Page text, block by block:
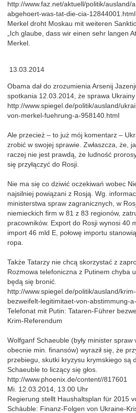
http://www.faz.net/aktuell/politik/ausland/
abgehoert-was-tat-die-cia-12844001.html
Merkel droht Moskau mit weiteren
„Ich glaube, dass wir einen sehr langen
Merkel.
13.03.2014
Obama dał do zrozumienia Arsenij
spotkania 12.03.2014, że sprawa
http://www.spiegel.de/politik/ausland/
von-merkel-fuehrung-a-958140.html
Ale przecież – to już mój komentarz –
zrobić w swojej sprawie. Zwłaszcza, że,
raczej nie jest prawdą, że ludność
się przyłączyć do Rosji.
Nie ma się co dziwić oczekiwań wobec
najsilniej powiązani z Rosją. Wg.
ministerstwa spraw zagranicznych, w
niemieckich firm w 81 z 83 regionów,
pracowników. Export do Rosji wynosi 40
import 46 mld E, połowę importu
ropa.
Także Tatarzy nie chcą skorzystać z
Rozmowa telefoniczna z Putinem chyba
będą się bronić.
http://www.spiegel.de/politik/ausland/
bezweifelt-legitimitaet-von-abstimmung-
Telefonat mit Putin: Tataren-Führer
Krim-Referendum
Wolfganf Schaeuble (były minister spraw
obecnie min. finansów) wyraził się, że
przebiegu, skutki kryzysu krymskiego są
Schaeuble to liczący się głos.
http://www.phoenix.de/content//817601
Mi. 12.03.2014, 13.00 Uhr
Regierung stellt Haushaltsplan für 2015
Schäuble: Finanz-Folgen von Ukraine-